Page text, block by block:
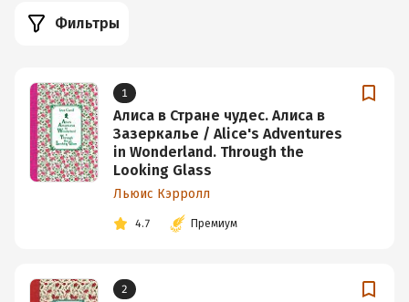
Фильтры
1
Алиса в Стране чудес. Алиса в
Зазеркалье / Alice's Adventures
in Wonderland. Through the
Looking Glass
Льюис Кэрролл
4.7 Премиум
2